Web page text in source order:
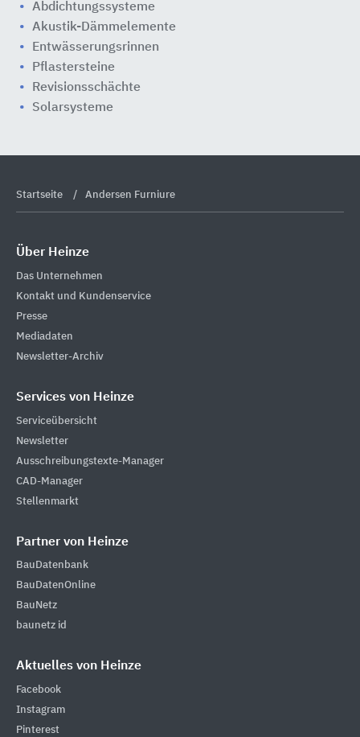
Abdichtungssysteme
Akustik-Dämmelemente
Entwässerungsrinnen
Pflastersteine
Revisionsschächte
Solarsysteme
Startseite Andersen Furniure
Über Heinze
Das Unternehmen
Kontakt und Kundenservice
Presse
Mediadaten
Newsletter-Archiv
Services von Heinze
Serviceübersicht
Newsletter
Ausschreibungstexte-Manager
CAD-Manager
Stellenmarkt
Partner von Heinze
BauDatenbank
BauDatenOnline
BauNetz
baunetz id
Aktuelles von Heinze
Facebook
Instagram
Pinterest